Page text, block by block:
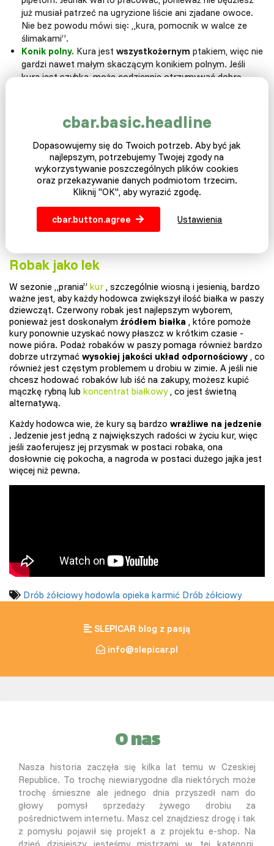
już musiał patrzeć na ugryzione liście ani zjadane owoce.
Nie bez powodu mówi się: „kura, pomocnik w walce ze
ślimakami”.
Konik polny. Kura jest wszystkożernym ptakiem, więc nie
gardzi nawet małym skaczącym konikiem polnym. Jeśli
kura jest szybka, może codziennie otrzymywać dobrą
Robaki są również popularnym przysmakiem wśród
hodowców.
Robak jako lek
W sezonie „prania” kur , szczególnie wiosną i jesienią, bardzo
ważne jest, aby każdy hodowca zwiększył ilość białka w paszy
dziewcząt. Czerwony robak jest najlepszym wyborem,
ponieważ jest doskonałym źródłem białka , które pomoże
kury ponownie uzyskać nowy płaszcz w krótkim czasie -
nowe pióra. Podaż robaków w paszy pomaga również bardzo
dobrze utrzymać wysokiej jakości układ odpornościowy , co
również jest częstym problemem u drobiu w zimie. A jeśli nie
chcesz hodować robaków lub iść na zakupy, możesz kupić
mączkę rybną lub koncentrat białkowy, co jest świetną
alternatywą.
Każdy hodowca wie, że kury są bardzo wrażliwe na jedzenie
. Jedzenie jest jedną z największych radości w życiu kur, więc
jeśli zaoferujesz jej przysmak w postaci robaka, ona
dosłownie cię pokocha, a nagroda w postaci dużego jajka jest
więcej niż pewna.
Drób żółciowy hodowla opieka karmić Drób żółciowy
SLEPICAR blog z pasją
info@slepicar.pl
O nas
Nasza historia zaczęła się kilka lat temu w Czeskiej
Republice. To trochę niewiarygodne dla niektórych może
trochę śmieszne ale jednego dnia przyszedł nam do
głowy pomysł sprzedaży żywego drobiu za
pośrednictwem internetu. Masz cel znajdziesz drogę i tak
z pomysłu pojawił się projekt a z projektu e-shop. Na
cbar.basic.headline
Dopasowujemy się do Twoich potrzeb. Aby być jak
najlepszym, potrzebujemy Twojej zgody na
wykorzystywanie poszczególnych plików cookies
oraz przekazywanie danych podmiotom trzecim.
Kliknij "OK", aby wyrazić zgodę.
cbar.button.agree Ustawienia